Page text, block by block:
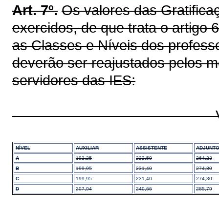
Art. 7º. Os valores das
exercidos, de que trata o artigo
as Classes e Níveis dos
deverão ser reajustados pelos
servidores das IES:
VALOR POR
NÍVEL AUXILIAR ASSISTENTE
ADJUNTO
A
192,25 222,50
264,23
B
199,95 231,40
274,80
C
199,95 231,40
274,80
D
207,94 240,66 285,79